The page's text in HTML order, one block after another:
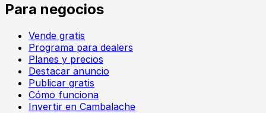
Para negocios
Vende gratis
Programa para dealers
Planes y precios
Destacar anuncio
Publicar gratis
Cómo funciona
Invertir en Cambalache